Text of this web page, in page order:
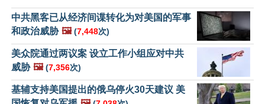
中共黑客已从经济间谍转化为对美国的军事
和政治威胁 🖼️ (7,448次)
美众院通过两议案 设立工作小组应对中共
威胁 🖼️ (7,356次)
基辅支持美国提出的俄乌停火30天建议 美